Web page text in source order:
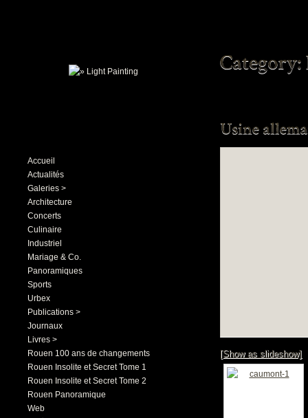
Accueil
Actualités
Galeries >
Architecture
Concerts
Culinaire
Industriel
Mariage & Co.
Panoramiques
Sports
Urbex
Publications >
Journaux
Livres >
Rouen 100 ans de changements
Rouen Insolite et Secret Tome 1
Rouen Insolite et Secret Tome 2
Rouen Panoramique
Web
[Show as slideshow]